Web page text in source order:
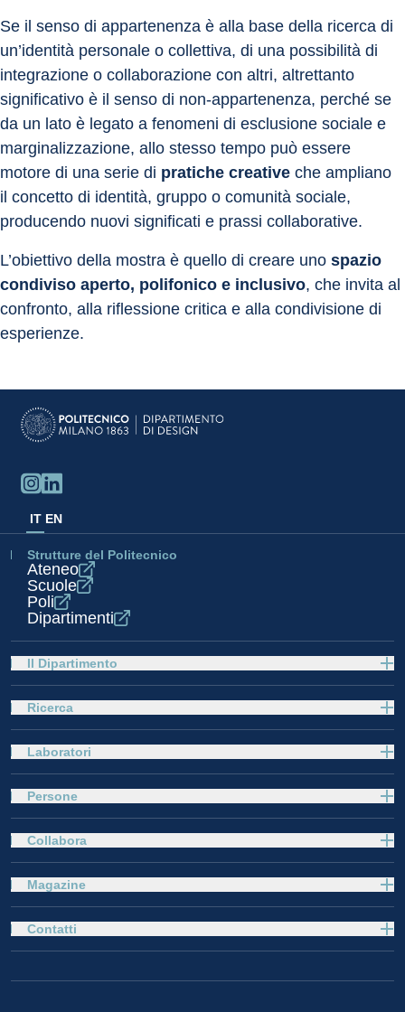
Se il senso di appartenenza è alla base della ricerca di
un’identità personale o collettiva, di una possibilità di
integrazione o collaborazione con altri, altrettanto
significativo è il senso di non-appartenenza, perché se
da un lato è legato a fenomeni di esclusione sociale e
marginalizzazione, allo stesso tempo può essere
motore di una serie di pratiche creative che ampliano
il concetto di identità, gruppo o comunità sociale,
producendo nuovi significati e prassi collaborative.
L’obiettivo della mostra è quello di creare uno spazio
condiviso aperto, polifonico e inclusivo, che invita al
confronto, alla riflessione critica e alla condivisione di
esperienze.
IT EN
Strutture del Politecnico
Ateneo
Scuole
Poli
Dipartimenti
Il Dipartimento
Ricerca
Laboratori
Persone
Collabora
Magazine
Contatti